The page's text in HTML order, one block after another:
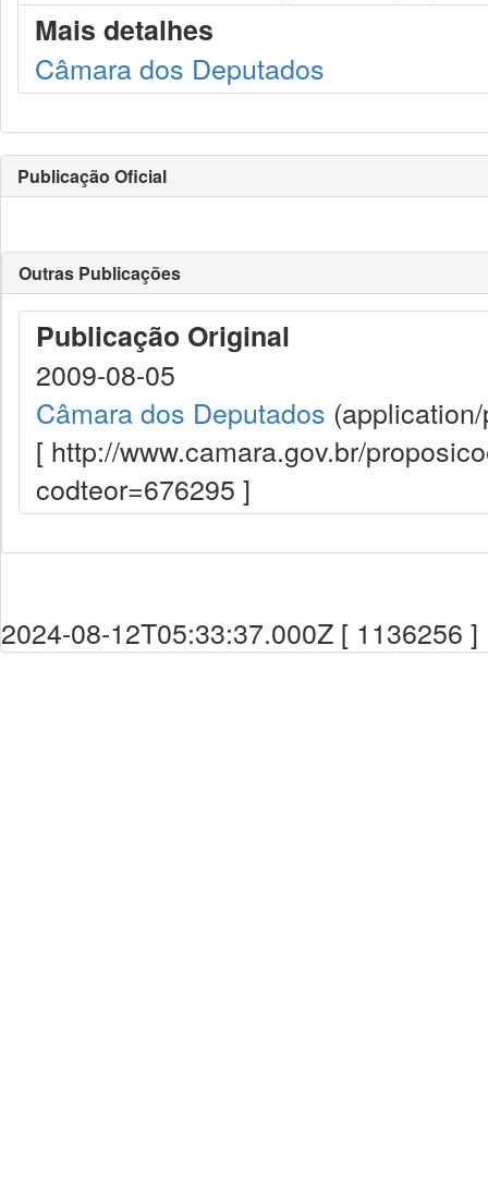
Mais detalhes
Câmara dos Deputados
Publicação Oficial
Outras Publicações
Publicação Original
2009-08-05
Câmara dos Deputados
[ http://www.camara.gov.br/
codteor=676295 ]
2024-08-12T05:33:37.000Z [ 1136256 ]